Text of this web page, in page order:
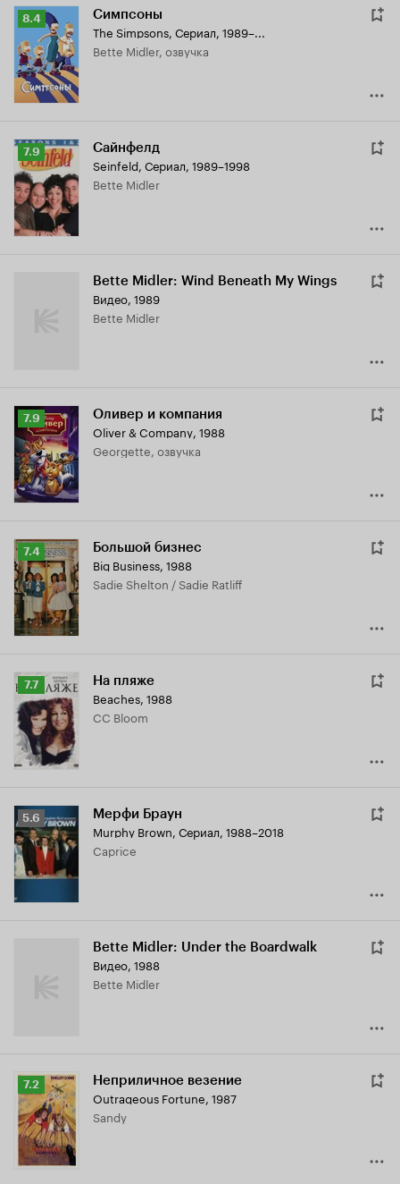
Рейтинг
Кинопоиска
8.4
8.4 Симпсоны
The Simpsons, Сериал, 1989–...
Bette Midler, озвучка
Рейтинг
Кинопоиска
7.9
7.9 Сайнфелд
Seinfeld, Сериал, 1989–1998
Bette Midler
Bette Midler: Wind Beneath My Wings
Видео, 1989
Bette Midler
Рейтинг
Кинопоиска
7.9
7.9 Оливер и компания
Oliver & Company, 1988
Georgette, озвучка
Рейтинг
Кинопоиска
7.4
7.4 Большой бизнес
Big Business, 1988
Sadie Shelton / Sadie Ratliff
Рейтинг
Кинопоиска
7.7
7.7 На пляже
Beaches, 1988
CC Bloom
Рейтинг
Кинопоиска
5.6
5.6 Мерфи Браун
Murphy Brown, Сериал, 1988–2018
Caprice
Bette Midler: Under the Boardwalk
Видео, 1988
Bette Midler
Рейтинг
Кинопоиска
7.2
7.2 Неприличное везение
Outrageous Fortune, 1987
Sandy